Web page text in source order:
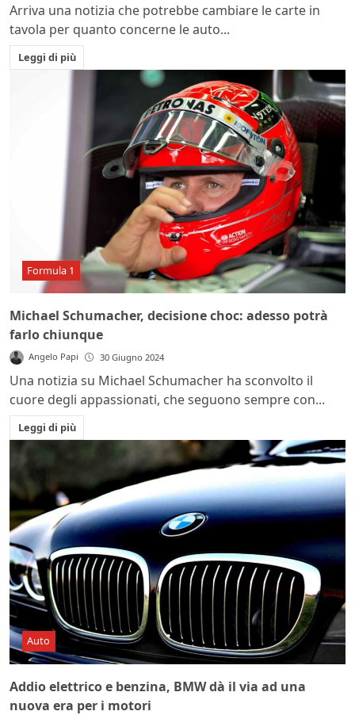
Arriva una notizia che potrebbe cambiare le carte in
tavola per quanto concerne le auto...
Leggi di più
Formula 1
Michael Schumacher, decisione choc: adesso potrà
farlo chiunque
Angelo Papi 30 Giugno 2024
Una notizia su Michael Schumacher ha sconvolto il
cuore degli appassionati, che seguono sempre con...
Leggi di più
Auto
Addio elettrico e benzina, BMW dà il via ad una
nuova era per i motori